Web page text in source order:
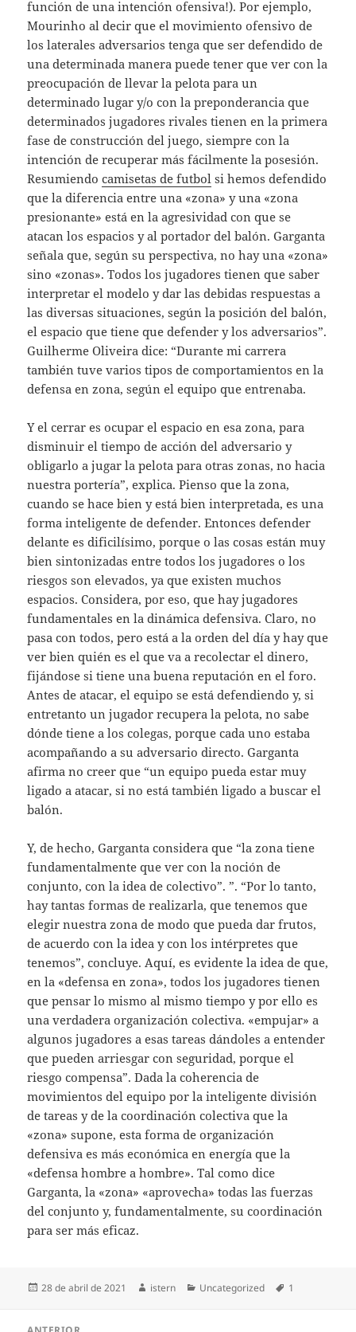
función de una intención ofensiva!). Por ejemplo,
Mourinho al decir que el movimiento ofensivo de
los laterales adversarios tenga que ser defendido de
una determinada manera puede tener que ver con la
preocupación de llevar la pelota para un
determinado lugar y/o con la preponderancia que
determinados jugadores rivales tienen en la primera
fase de construcción del juego, siempre con la
intención de recuperar más fácilmente la posesión.
Resumiendocamisetas de futbol si hemos defendido
que la diferencia entre una «zona» y una «zona
presionante» está en la agresividad con que se
atacan los espacios y al portador del balón. Garganta
señala que, según su perspectiva, no hay una «zona»
sino «zonas». Todos los jugadores tienen que saber
interpretar el modelo y dar las debidas respuestas a
las diversas situaciones, según la posición del balón,
el espacio que tiene que defender y los adversarios”.
Guilherme Oliveira dice: “Durante mi carrera
también tuve varios tipos de comportamientos en la
defensa en zona, según el equipo que entrenaba.
Y el cerrar es ocupar el espacio en esa zona, para
disminuir el tiempo de acción del adversario y
obligarlo a jugar la pelota para otras zonas, no hacia
nuestra portería”, explica. Pienso que la zona,
cuando se hace bien y está bien interpretada, es una
forma inteligente de defender. Entonces defender
delante es dificilísimo, porque o las cosas están muy
bien sintonizadas entre todos los jugadores o los
riesgos son elevados, ya que existen muchos
espacios. Considera, por eso, que hay jugadores
fundamentales en la dinámica defensiva. Claro, no
pasa con todos, pero está a la orden del día y hay que
ver bien quién es el que va a recolectar el dinero,
fijándose si tiene una buena reputación en el foro.
Antes de atacar, el equipo se está defendiendo y, si
entretanto un jugador recupera la pelota, no sabe
dónde tiene a los colegas, porque cada uno estaba
acompañando a su adversario directo. Garganta
afirma no creer que “un equipo pueda estar muy
ligado a atacar, si no está también ligado a buscar el
balón.
Y, de hecho, Garganta considera que “la zona tiene
fundamentalmente que ver con la noción de
conjunto, con la idea de colectivo”. ”. “Por lo tanto,
hay tantas formas de realizarla, que tenemos que
elegir nuestra zona de modo que pueda dar frutos,
de acuerdo con la idea y con los intérpretes que
tenemos”, concluye. Aquí, es evidente la idea de que,
en la «defensa en zona», todos los jugadores tienen
que pensar lo mismo al mismo tiempo y por ello es
una verdadera organización colectiva. «empujar» a
algunos jugadores a esas tareas dándoles a entender
que pueden arriesgar con seguridad, porque el
riesgo compensa”. Dada la coherencia de
movimientos del equipo por la inteligente división
de tareas y de la coordinación colectiva que la
«zona» supone, esta forma de organización
defensiva es más económica en energía que la
«defensa hombre a hombre». Tal como dice
Garganta, la «zona» «aprovecha» todas las fuerzas
del conjunto y, fundamentalmente, su coordinación
para ser más eficaz.
Publicado
28 de abril de 2021 Autor
istern Categorías
Uncategorized Etiquetas
1